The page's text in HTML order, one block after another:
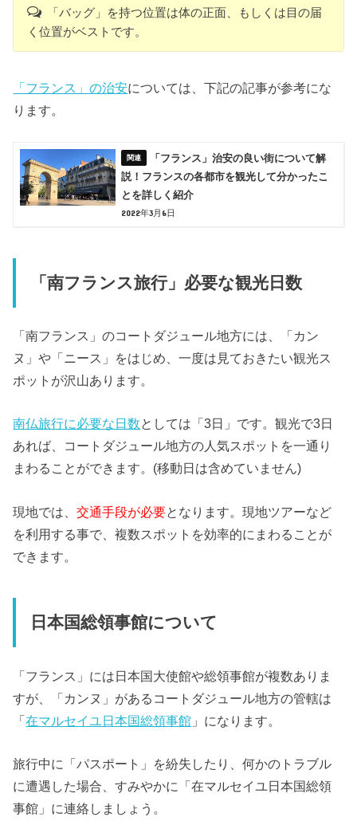
「バッグ」を持つ位置は体の正面、もしくは目の届
く位置がベストです。
「フランス」の治安については、下記の記事が参考にな
ります。
「フランス」治安の良い街について解
説！フランスの各都市を観光して分かったこ
とを詳しく紹介
2022年3月6日
「南フランス旅行」必要な観光日数
「南フランス」のコートダジュール地方には、「カン
ヌ」や「ニース」をはじめ、一度は見ておきたい観光ス
ポットが沢山あります。
南仏旅行に必要な日数としては「3日」です。観光で3日
あれば、コートダジュール地方の人気スポットを一通り
まわることができます。(移動日は含めていません)
現地では、交通手段が必要となります。現地ツアーなど
を利用する事で、複数スポットを効率的にまわることが
できます。
日本国総領事館について
「フランス」には日本国大使館や総領事館が複数ありま
すが、「カンヌ」があるコートダジュール地方の管轄は
「在マルセイユ日本国総領事館 」になります。
旅行中に「パスポート」を紛失したり、何かのトラブル
に遭遇した場合、すみやかに「在マルセイユ日本国総領
事館」に連絡しましょう。